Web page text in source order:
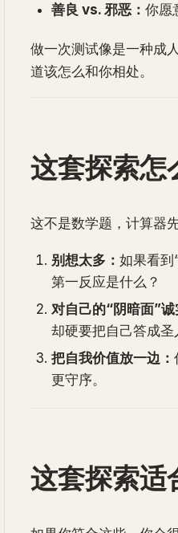
善良 vs. 邪恶： 你愿
做一次测试像是一种成
道该怎么和你相处。
这套探索怎
这不是数学题，计算器
别想太多： 如果看到
第一反应是什么？
对自己的“阴暗面”诚
却硬要把自己答成
把自我价值放一边：
更守序。
这套探索适